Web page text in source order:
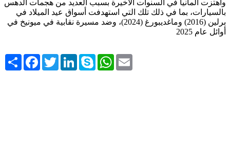
واهتزت ألمانيا في السنوات الأخيرة بسبب العديد من هجمات الدهس
بالسيارات، بما في ذلك تلك التي استهدفت أسواق عيد الميلاد في
برلين (2016) وماغديبورغ (2024)، وضد مسيرة نقابية في ميونيخ في
أوائل عام 2025
Share FacebookTwitterLinkedInSkype WhatsApp